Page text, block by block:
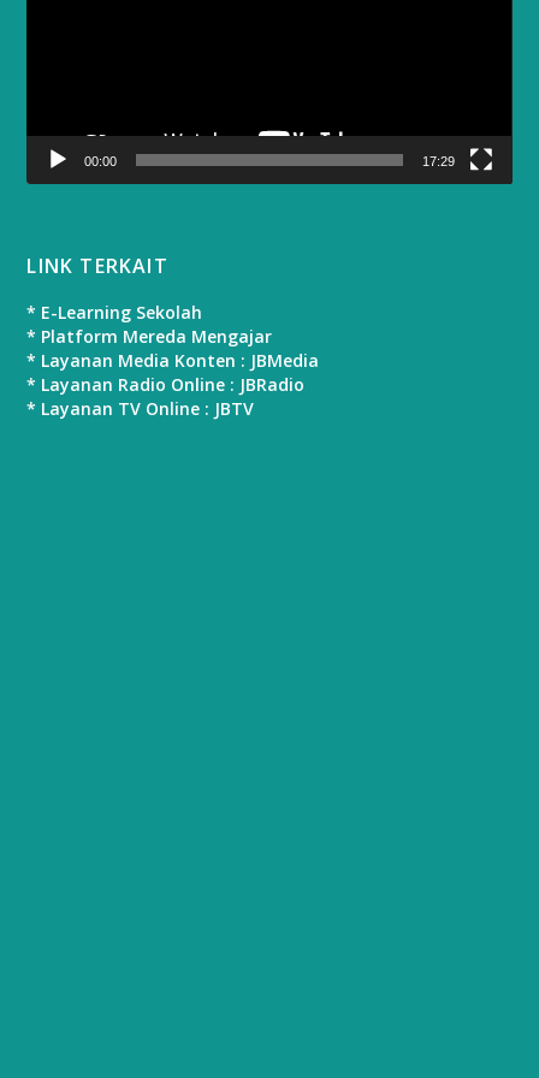
00:00 17:29
LINK TERKAIT
* E-Learning Sekolah
* Platform Mereda Mengajar
* Layanan Media Konten : JBMedia
* Layanan Radio Online : JBRadio
* Layanan TV Online : JBTV